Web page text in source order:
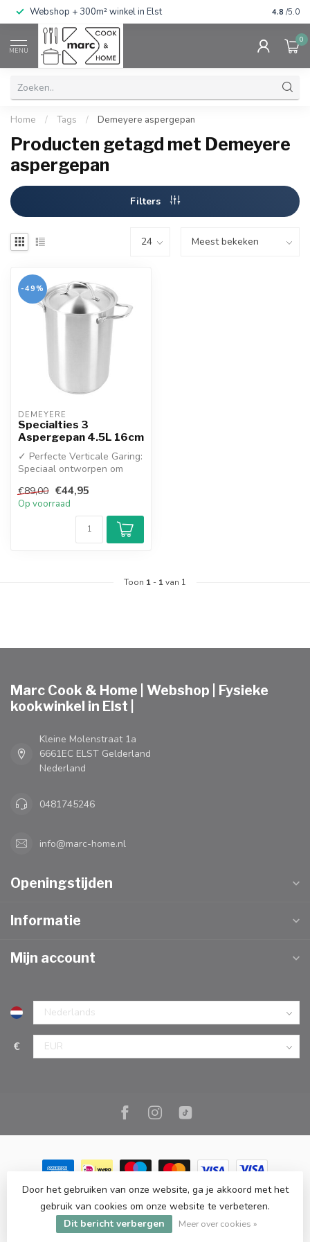
Webshop + 300m² winkel in Elst Gratis
4.8 /5.0
MENU
0
Home / Tags / Demeyere aspergepan
Producten getagd met Demeyere
aspergepan
Filters
-49%
DEMEYERE
Specialties 3
Aspergepan 4.5L 16cm
✓ Perfecte Verticale Garing:
Speciaal ontworpen om
kok...
€89,00 €44,95
Op voorraad
Toon 1 - 1van 1
Marc Cook & Home | Webshop | Fysieke
kookwinkel in Elst |
Kleine Molenstraat 1a
6661EC ELST Gelderland
Nederland
0481745246
info@marc-home.nl
Openingstijden
Informatie
Mijn account
€
© Copyright 2026 Marc Cook & Home | Webshop | Fysieke
kookwinkel in Elst |- Powered byLightspeed-Lightspeed design
byDyvelopment
Door het gebruiken van onze website, ga je akkoord met het
gebruik van cookies om onze website te verbeteren.
Dit bericht verbergen
Meer over cookies »